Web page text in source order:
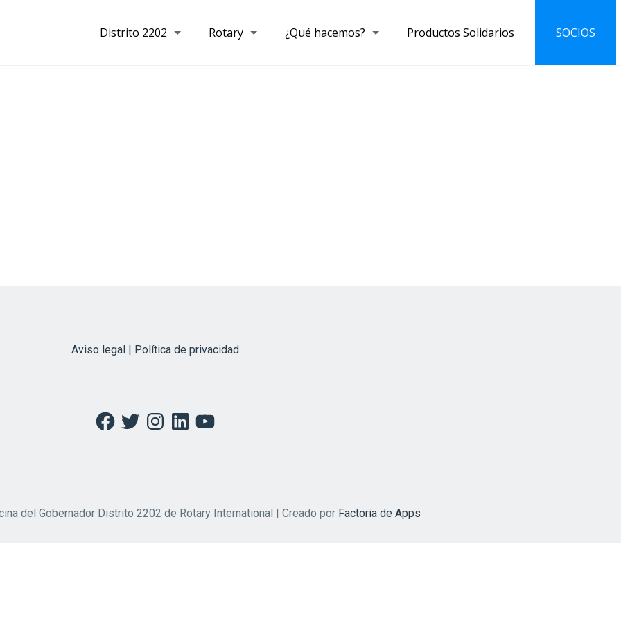
Distrito 2202 Rotary ¿Qué hacemos? Productos Solidarios SOCIOS
Aviso legal | Política de privacidad
Facebook
TwitterInstagramLinkedInYouTube
del Gobernador Distrito 2202 de Rotary International | Creado por Factoria de Apps